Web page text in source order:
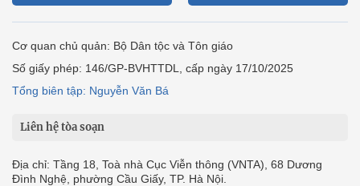
Cơ quan chủ quản: Bộ Dân tộc và Tôn giáo
Số giấy phép: 146/GP-BVHTTDL, cấp ngày 17/10/2025
Tổng biên tập: Nguyễn Văn Bá
Liên hệ tòa soạn
Địa chỉ: Tầng 18, Toà nhà Cục Viễn thông (VNTA), 68 Dương
Đình Nghệ, phường Cầu Giấy, TP. Hà Nội.